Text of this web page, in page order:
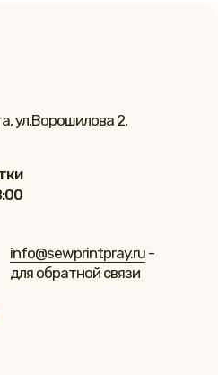
ул.Ворошилова 2,
info@sewprintpray.ru -
для обратной связи